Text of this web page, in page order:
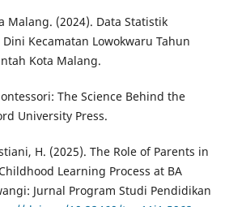
Malang. (2024). Data Statistik
Kecamatan Lowokwaru Tahun
Kota Malang.
The Science Behind the
University Press.
H. (2025). The Role of Parents in
Learning Process at BA
Jurnal Program Studi Pendidikan